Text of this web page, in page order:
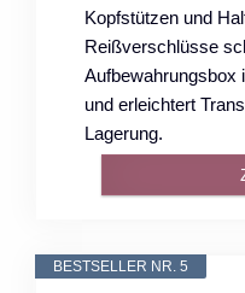
Kopfstützen und
Reißverschlüsse
Aufbewahrungsbox
und erleichtert
Lagerung.
BESTSELLER NR. 5